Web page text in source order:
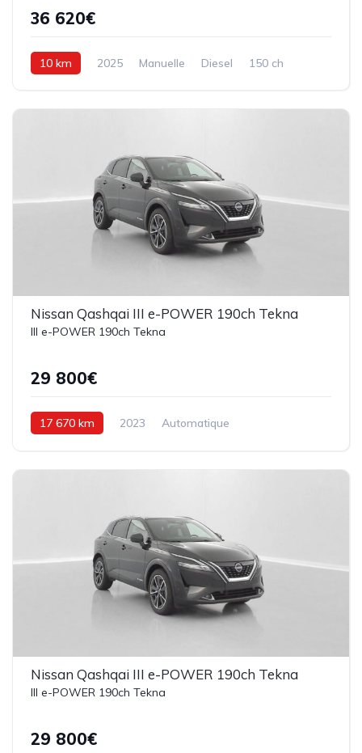
36 620€
10 km 2025 Manuelle Diesel 150 ch
Nissan Qashqai III e-POWER 190ch Tekna
III e-POWER 190ch Tekna
29 800€
17 670 km 2023
Automatique
Nissan Qashqai III e-POWER 190ch Tekna
III e-POWER 190ch Tekna
29 800€